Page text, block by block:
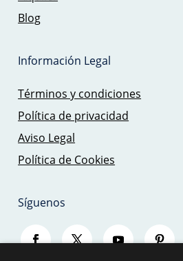
Blog
Información Legal
Términos y condiciones
Política de privacidad
Aviso Legal
Política de Cookies
Síguenos